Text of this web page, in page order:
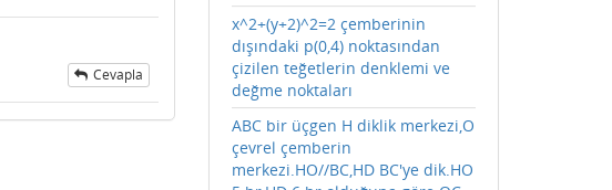
Cevapla
x^2+(y+2)^2=2 çemberinin
dışındaki p(0,4) noktasından
çizilen teğetlerin denklemi ve
değme noktaları
ABC bir üçgen H diklik merkezi,O
çevrel çemberin
merkezi.HO//BC,HD BC'ye dik.HO